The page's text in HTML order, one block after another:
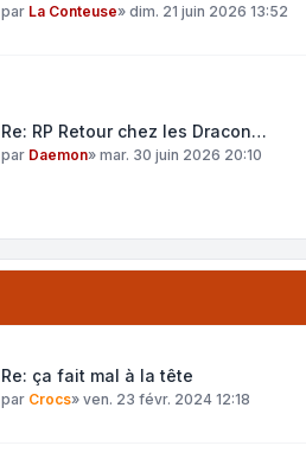
par La Conteuse» dim. 21 juin 2026 13:52
Re: RP Retour chez les Dracon…
par Daemon» mar. 30 juin 2026 20:10
Re: ça fait mal à la tête
par Crocs» ven. 23 févr. 2024 12:18